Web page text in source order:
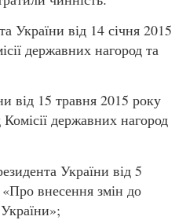
України від 14 січня 2015
державних нагород та
від 15 травня 2015 року
державних нагород
України від 5
внесення змін до